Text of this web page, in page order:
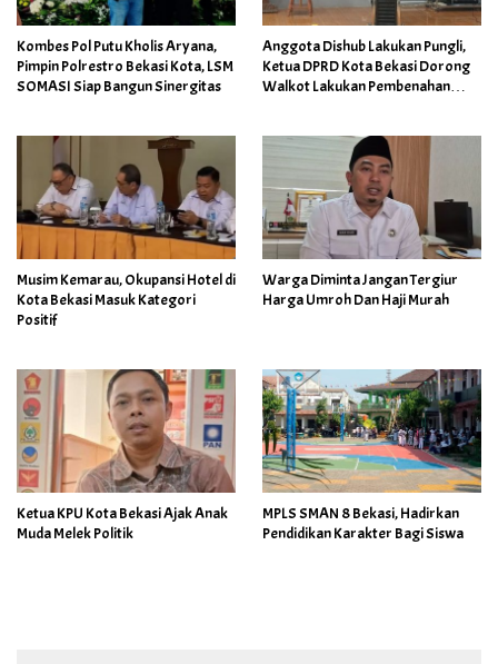
Kombes Pol Putu Kholis Aryana,
Pimpin Polrestro Bekasi Kota, LSM
SOMASI Siap Bangun Sinergitas
Anggota Dishub Lakukan Pungli,
Ketua DPRD Kota Bekasi Dorong
Walkot Lakukan Pembenahan
Musim Kemarau, Okupansi Hotel di
Kota Bekasi Masuk Kategori
Positif
Warga Diminta Jangan Tergiur
Harga Umroh Dan Haji Murah
Ketua KPU Kota Bekasi Ajak Anak
Muda Melek Politik
MPLS SMAN 8 Bekasi, Hadirkan
Pendidikan Karakter Bagi Siswa